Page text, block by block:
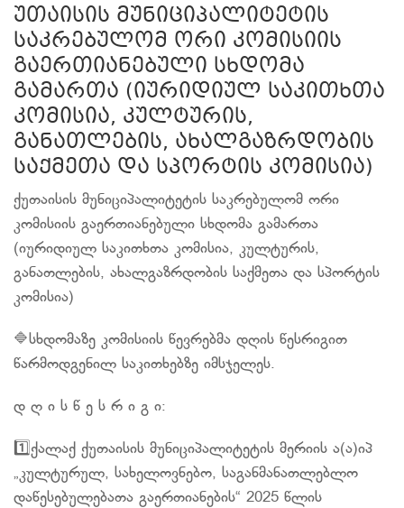
უთაისის მუნიციპალიტეტის
საკრებულომ ორი კომისიის
გაერთიანებული სხდომა
გამართა (იურიდიულ საკითხთა
კომისია, კულტურის,
განათლების, ახალგაზრდობის
საქმეთა და სპორტის კომისია)
ქუთაისის მუნიციპალიტეტის საკრებულომ ორი
კომისიის გაერთიანებული სხდომა გამართა
(იურიდიულ საკითხთა კომისია, კულტურის,
განათლების, ახალგაზრდობის საქმეთა და სპორტის
კომისია)
🔷სხდომაზე კომისიის წევრებმა დღის წესრიგით
წარმოდგენილ საკითხებზე იმსჯელეს.
დ ღ ი ს წ ე ს რ ი გ ი:
1️⃣ქალაქ ქუთაისის მუნიციპალიტეტის მერიის ა(ა)იპ
„კულტურულ, სახელოვნებო, საგანმანათლებლო
დაწესებულებათა გაერთიანების“ 2025 წლის